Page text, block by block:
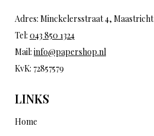
Adres: Minckelersstraat 4, Maastricht
Tel: 043 850 1324
Mail: info@papershop.nl
KvK: 72857579
LINKS
Home